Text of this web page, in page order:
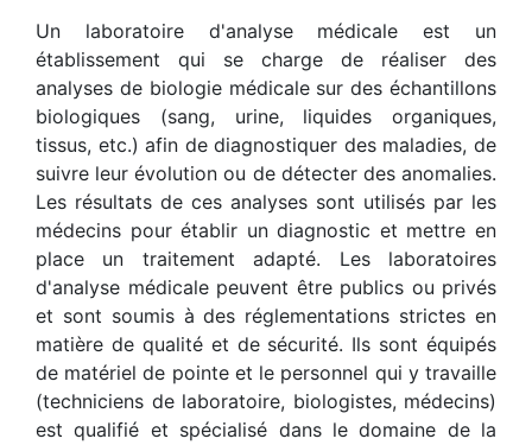
Un laboratoire d'analyse médicale est un
établissement qui se charge de réaliser des
analyses de biologie médicale sur des échantillons
biologiques (sang, urine, liquides organiques,
tissus, etc.) afin de diagnostiquer des maladies, de
suivre leur évolution ou de détecter des anomalies.
Les résultats de ces analyses sont utilisés par les
médecins pour établir un diagnostic et mettre en
place un traitement adapté. Les laboratoires
d'analyse médicale peuvent être publics ou privés
et sont soumis à des réglementations strictes en
matière de qualité et de sécurité. Ils sont équipés
de matériel de pointe et le personnel qui y travaille
(techniciens de laboratoire, biologistes, médecins)
est qualifié et spécialisé dans le domaine de la